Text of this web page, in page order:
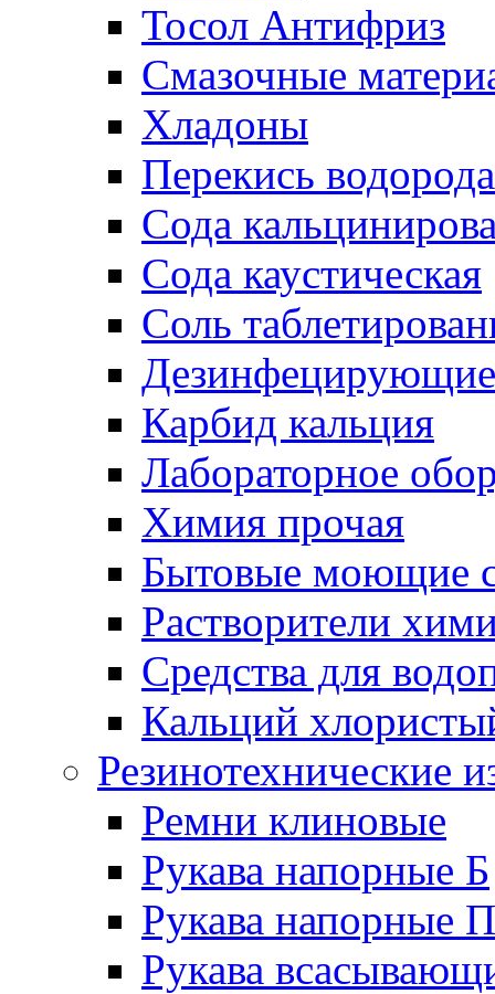
Тосол Антифриз
Смазочные
Хладоны
Перекись водорода
Сода
Сода каустическая
Соль
Дезинфецирующие
Карбид кальция
Лабораторное
Химия прочая
Бытовые моющие
Растворители
Средства для
Кальций
Резинотехнические
Ремни клиновые
Рукава напорные Б
Рукава напорные П
Рукава